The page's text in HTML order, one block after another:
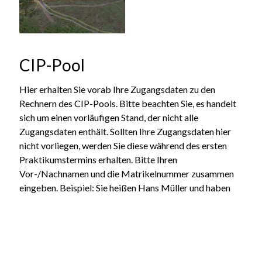
CIP-Pool
Hier erhalten Sie vorab Ihre Zugangsdaten zu den
Rechnern des CIP-Pools. Bitte beachten Sie, es handelt
sich um einen vorläufigen Stand, der nicht alle
Zugangsdaten enthält. Sollten Ihre Zugangsdaten hier
nicht vorliegen, werden Sie diese während des ersten
Praktikumstermins erhalten. Bitte Ihren
Vor-/Nachnamen und die Matrikelnummer zusammen
eingeben. Beispiel: Sie heißen Hans Müller und haben